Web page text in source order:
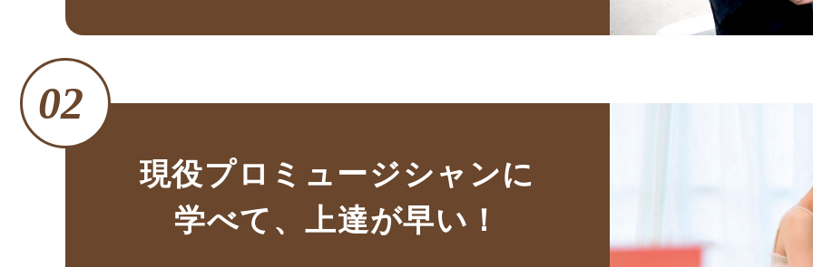
現役プロミュージシャンに
学べて、上達が早い！